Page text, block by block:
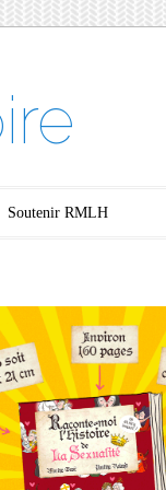
Soutenir RMLH